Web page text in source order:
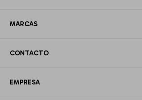
MARCAS
CONTACTO
EMPRESA